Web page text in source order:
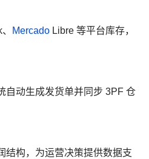
Mercado Libre 等平台库存，
自动生成发货单并同步 3PF 仓
结构，为运营决策提供数据支